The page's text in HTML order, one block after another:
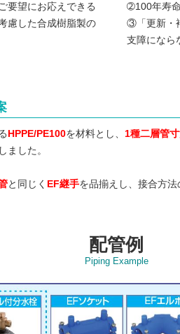
要望にお応えできる
慮した合成樹脂製の
➁100年寿
③「更新・
支障になら
HPPE/PE100を材料とし、 1種二層管
ました。
と同じく EF継手を品揃えし、接合方
配管例
Piping Example